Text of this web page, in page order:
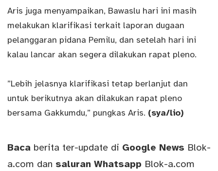
Aris juga menyampaikan, Bawaslu hari ini masih
melakukan klarifikasi terkait laporan dugaan
pelanggaran pidana Pemilu, dan setelah hari ini
kalau lancar akan segera dilakukan rapat pleno.
”Lebih jelasnya klarifikasi tetap berlanjut dan
untuk berikutnya akan dilakukan rapat pleno
bersama Gakkumdu,” pungkas Aris. (sya/lio)
Baca berita ter-update di Google News Blok-
a.com dan saluran Whatsapp Blok-a.com